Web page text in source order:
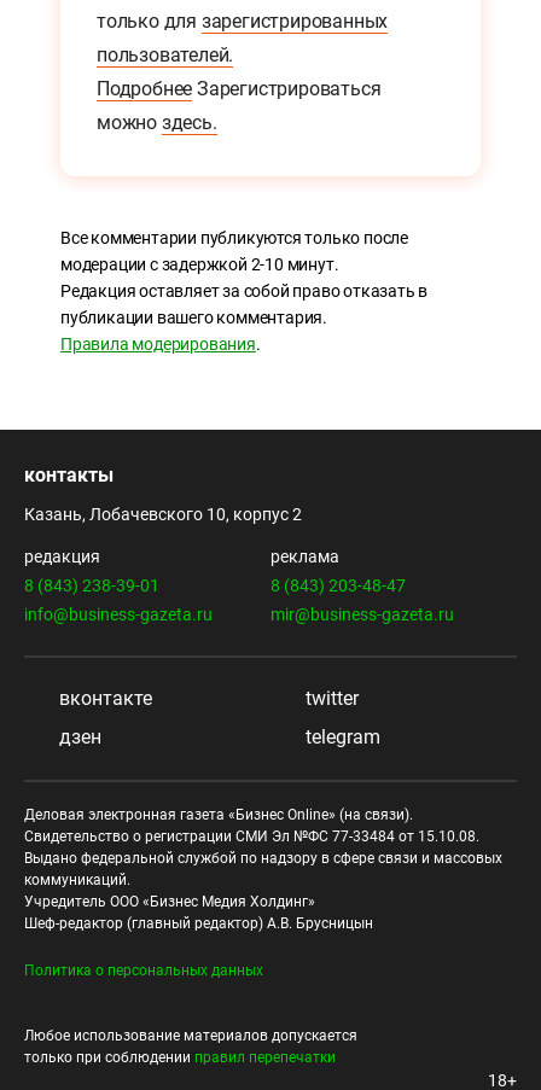
только для зарегистрированных
пользователей.
Подробнее Зарегистрироваться
можно здесь.
Все комментарии публикуются только после
модерации с задержкой 2-10 минут.
Редакция оставляет за собой право отказать в
публикации вашего комментария.
Правила модерирования.
контакты
Казань, Лобачевского 10, корпус 2
редакция
8 (843) 238-39-01
info@business-gazeta.ru
реклама
8 (843) 203-48-47
mir@business-gazeta.ru
вконтакте
twitter
дзен
telegram
Деловая электронная газета «Бизнес Online» (на связи).
Свидетельство о регистрации СМИ Эл №ФС 77-33484 от 15.10.08.
Выдано федеральной службой по надзору в сфере связи и массовых
коммуникаций.
Учредитель ООО «Бизнес Медия Холдинг»
Шеф-редактор (главный редактор) А.В. Брусницын
Политика о персональных данных
Любое использование материалов допускается
только при соблюдении правил перепечатки
18+